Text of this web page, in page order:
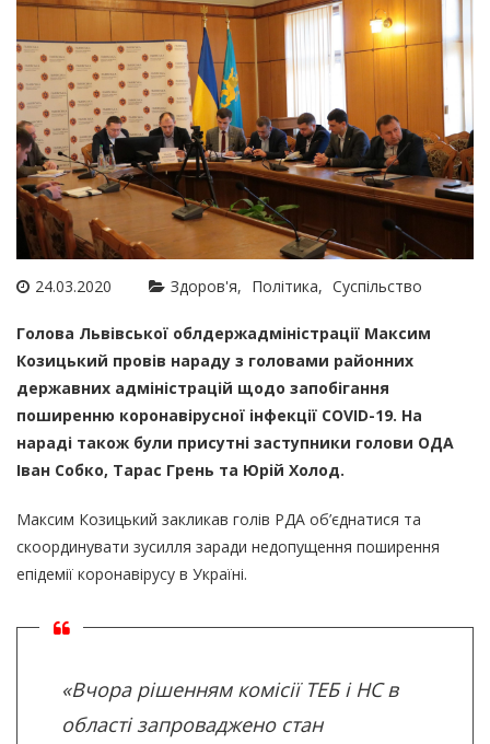
24.03.2020 Здоров'я Політика Суспільство
Голова Львівської облдержадміністрації Максим
Козицький провів нараду з головами районних
державних адміністрацій щодо запобігання
поширенню коронавірусної інфекції COVID-19. На
нараді також були присутні заступники голови ОДА
Іван Собко, Тарас Грень та Юрій Холод.
Максим Козицький закликав голів РДА об’єднатися та
скоординувати зусилля заради недопущення поширення
епідемії коронавірусу в Україні.
«Вчора рішенням комісії ТЕБ і НС в
області запроваджено стан